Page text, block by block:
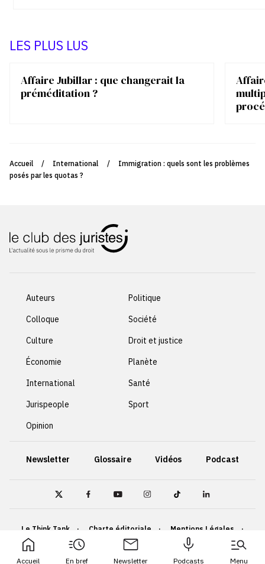
Accueil En bref Newsletter Podcasts Menu
LES PLUS LUS
Affaire Jubillar : que changerait la
préméditation ?
Accueil / International /
Immigration : quels sont les problèmes
posés par les quotas ?
Auteurs
Colloque
Culture
Économie
International
Jurispeople
Opinion
Politique
Société
Droit et justice
Planète
Santé
Sport
Newsletter Glossaire Vidéos Podcast
Le Think Tank Charte éditoriale
Mentions Légales
Politique de confidentialité
Cookies
Accessibilité : non conforme
Plan du site